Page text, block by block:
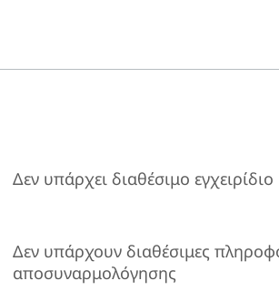
Δεν υπάρχει διαθέσιμο εγχειρίδιο
Δεν υπάρχουν διαθέσιμες
αποσυναρμολόγησης